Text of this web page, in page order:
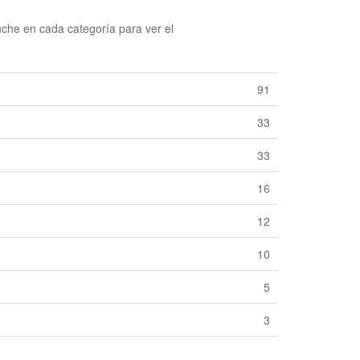
en cada categoría para ver el
91
33
33
16
12
10
5
3